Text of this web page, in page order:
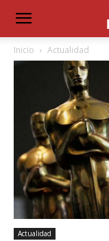
Inicio Actualidad
Actualidad